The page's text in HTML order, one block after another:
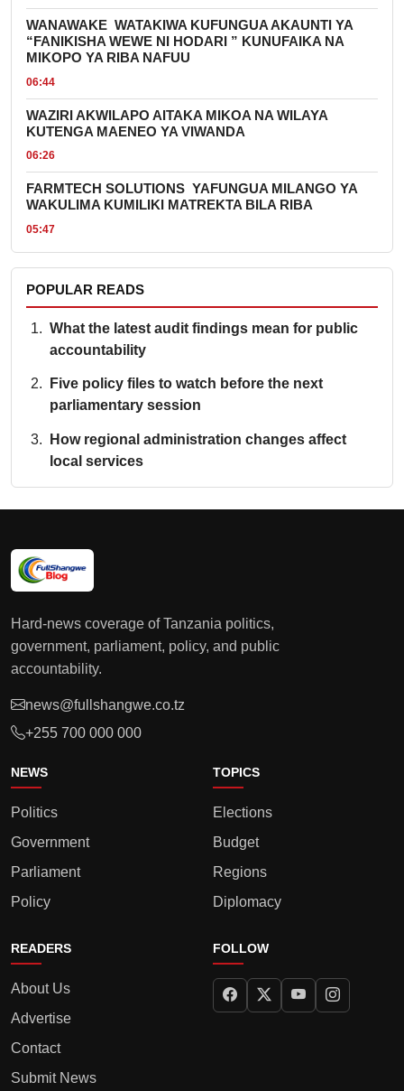
WANAWAKE WATAKIWA KUFUNGUA AKAUNTI YA
“FANIKISHA WEWE NI HODARI ” KUNUFAIKA NA
MIKOPO YA RIBA NAFUU
06:44
WAZIRI AKWILAPO AITAKA MIKOA NA WILAYA
KUTENGA MAENEO YA VIWANDA
06:26
FARMTECH SOLUTIONS YAFUNGUA MILANGO YA
WAKULIMA KUMILIKI MATREKTA BILA RIBA
05:47
POPULAR READS
What the latest audit findings mean for public
accountability
Five policy files to watch before the next
parliamentary session
How regional administration changes affect
local services
Hard-news coverage of Tanzania politics,
government, parliament, policy, and public
accountability.
news@fullshangwe.co.tz
+255 700 000 000
NEWS
Politics
Government
Parliament
Policy
TOPICS
Elections
Budget
Regions
Diplomacy
READERS
About Us
Advertise
Contact
Submit News
FOLLOW